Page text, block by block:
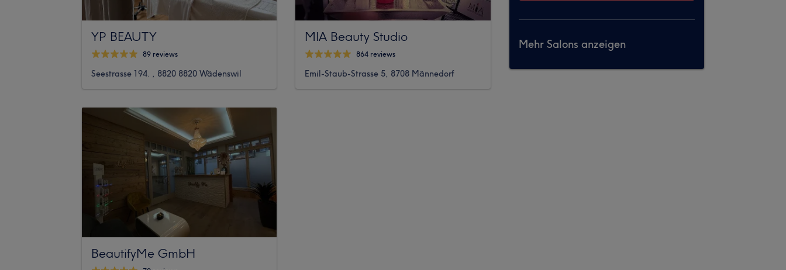
YP BEAUTY
89 reviews
Seestrasse 194. , 8820 8820 Wädenswil
BeautifyMe GmbH
MIA Beauty Studio
864 reviews
Emil-Staub-Strasse 5, 8708 Männedorf
Mehr Salons anzeigen